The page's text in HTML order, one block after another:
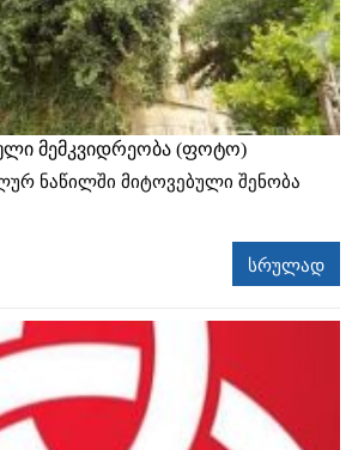
მემკვიდრეობა (ფოტო)
ნაწილში მიტოვებული შენობა
სრულად